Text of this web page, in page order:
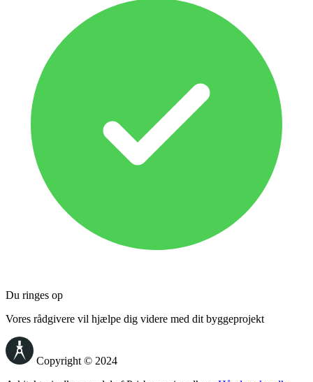
Du ringes op
Vores rådgivere vil hjælpe dig videre med dit byggeprojekt
Copyright © 2024